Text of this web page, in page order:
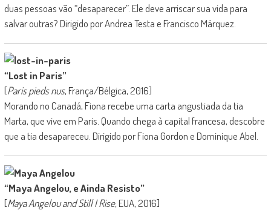
duas pessoas vão “desaparecer”. Ele deve arriscar sua vida para
salvar outras? Dirigido por Andrea Testa e Francisco Márquez.
“Lost in Paris”
[Paris pieds nus, França/Bélgica, 2016]
Morando no Canadá, Fiona recebe uma carta angustiada da tia
Marta, que vive em Paris. Quando chega à capital francesa, descobre
que a tia desapareceu. Dirigido por Fiona Gordon e Dominique Abel.
“Maya Angelou, e Ainda Resisto”
[Maya Angelou and Still I Rise, EUA, 2016]